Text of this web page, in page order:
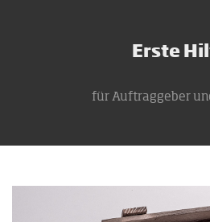
Erste
für Auftraggeber